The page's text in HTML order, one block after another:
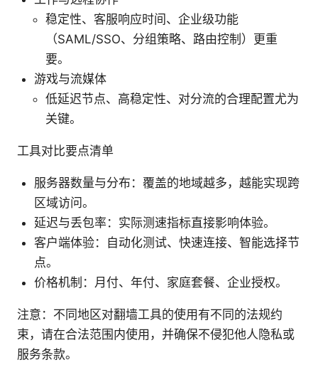
稳定性、客服响应时间、企业级功能
（SAML/SSO、分组策略、路由控制）更重
要。
游戏与流媒体
低延迟节点、高稳定性、对分流的合理配置尤为
关键。
工具对比要点清单
服务器数量与分布：覆盖的地域越多，越能实现跨
区域访问。
延迟与丢包率：实际测速指标直接影响体验。
客户端体验：自动化测试、快速连接、智能选择节
点。
价格机制：月付、年付、家庭套餐、企业授权。
注意：不同地区对翻墙工具的使用有不同的法规约
束，请在合法范围内使用，并确保不侵犯他人隐私或
服务条款。